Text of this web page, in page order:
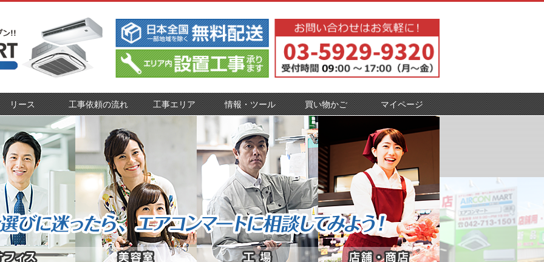
リース 工事依頼の流れ 工事エリア 情報・ツール 買い物かご マイページ